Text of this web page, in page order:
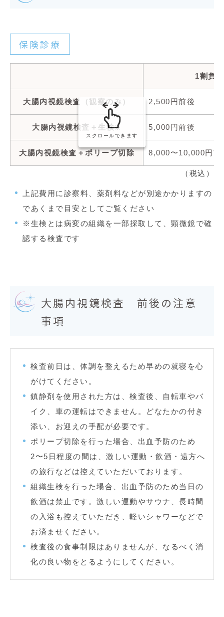
保険診療
1割負担
大腸内視鏡検査（観察のみ） 2,500円前後
大腸内視鏡検査＋生検※ 5,000円前後
大腸内視鏡検査＋ポリープ切除 8,000〜10,000円前
（税込）
スクロールできます
上記費用に診察料、薬剤料などが別途かかりますの
であくまで目安としてご覧ください
※生検とは病変の組織を一部採取して、顕微鏡で確
認する検査です
大腸内視鏡検査 前後の注意
事項
検査前日は、体調を整えるため早めの就寝を心
がけてください。
鎮静剤を使用された方は、検査後、自転車やバ
イク、車の運転はできません。どなたかの付き
添い、お迎えの手配が必要です。
ポリープ切除を行った場合、出血予防のため
2〜5日程度の間は、激しい運動・飲酒・遠方へ
の旅行などは控えていただいております。
組織生検を行った場合、出血予防のため当日の
飲酒は禁止です。激しい運動やサウナ、長時間
の入浴も控えていただき、軽いシャワーなどで
お済ませください。
検査後の食事制限はありませんが、なるべく消
化の良い物をとるようにしてください。